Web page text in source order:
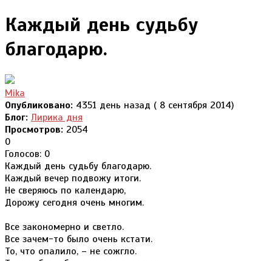
Каждый день судьбу
благодарю.
Mika
Опубликовано: 4351 день назад ( 8 сентября 2014)
Блог: Лирика дня
Просмотров: 2054
0
Голосов: 0
Каждый день судьбу благодарю.
Каждый вечер подвожу итоги.
Не сверяюсь по календарю,
Дорожу сегодня очень многим.
Все закономерно и светло.
Все зачем-то было очень кстати.
То, что опалило, – не сожгло.